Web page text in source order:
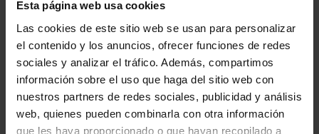
Esta página web usa cookies
Las cookies de este sitio web se usan para personalizar
el contenido y los anuncios, ofrecer funciones de redes
sociales y analizar el tráfico. Además, compartimos
información sobre el uso que haga del sitio web con
nuestros partners de redes sociales, publicidad y análisis
web, quienes pueden combinarla con otra información
que les haya proporcionado o que hayan recopilado a
clínica necesaria.
Antes de la prueba, te entregaremos el Consentimiento
Informado, un documento con información importante
que deberás leer y firmar.
Si tu cita es para una Resonancia Magnética (RM), es
crucial que nos informes sobre la presencia de